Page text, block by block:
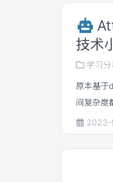
技术
学习分
原本基于
间复杂度
量。2023-